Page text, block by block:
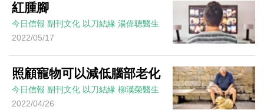
紅腫腳
今日信報 副刊文化 以刀結緣 湯偉聰醫生
2022/05/17
照顧寵物可以減低腦部老化
今日信報 副刊文化 以刀結緣 柳漢榮醫生
2022/04/26